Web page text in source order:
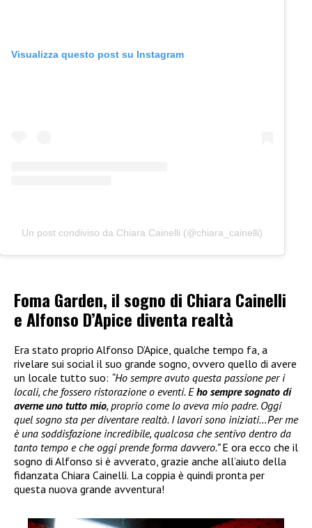
Visualizza questo post su Instagram
Un post condiviso da Chiara Cainelli (@chiara_cainelli)
Foma Garden, il sogno di Chiara Cainelli
e Alfonso D’Apice diventa realtà
Era stato proprio Alfonso D’Apice, qualche tempo fa, a
rivelare sui social il suo grande sogno, ovvero quello di avere
un locale tutto suo: “Ho sempre avuto questa passione per i
locali, che fossero ristorazione o eventi. Eho sempre sognato di
averne uno tutto mio, proprio come lo aveva mio padre. Oggi
quel sogno sta per diventare realtà. I lavori sono iniziati…Per me
è una soddisfazione incredibile, qualcosa che sentivo dentro da
tanto tempo e che oggi prende forma davvero.”E ora ecco che il
sogno di Alfonso si è avverato, grazie anche all’aiuto della
fidanzata Chiara Cainelli. La coppia è quindi pronta per
questa nuova grande avventura!